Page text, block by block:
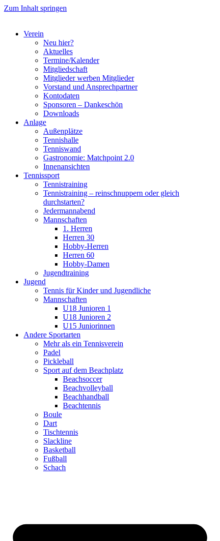
Zum Inhalt springen
Verein
Neu hier?
Aktuelles
Termine/Kalender
Mitgliedschaft
Mitglieder werben Mitglieder
Vorstand und Ansprechpartner
Kontodaten
Sponsoren – Dankeschön
Downloads
Anlage
Außenplätze
Tennishalle
Tenniswand
Gastronomie: Matchpoint 2.0
Innenansichten
Tennissport
Tennistraining
Tennistraining – reinschnuppern oder gleich
durchstarten?
Jedermannabend
Mannschaften
1. Herren
Herren 30
Hobby-Herren
Herren 60
Hobby-Damen
Jugendtraining
Jugend
Tennis für Kinder und Jugendliche
Mannschaften
U18 Junioren 1
U18 Junioren 2
U15 Juniorinnen
Andere Sportarten
Mehr als ein Tennisverein
Padel
Pickleball
Sport auf dem Beachplatz
Beachsoccer
Beachvolleyball
Beachhandball
Beachtennis
Boule
Dart
Tischtennis
Slackline
Basketball
Fußball
Schach